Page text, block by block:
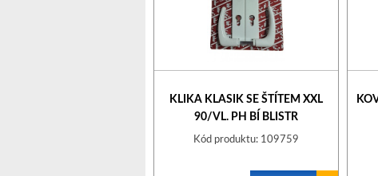
KLIKA KLASIK SE ŠTÍTEM XXL
90/VL. PH BÍ BLISTR
Kód produktu: 109759